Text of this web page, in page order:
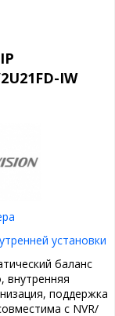
IW
установки
баланс
внутренняя
поддержка
с NVR/